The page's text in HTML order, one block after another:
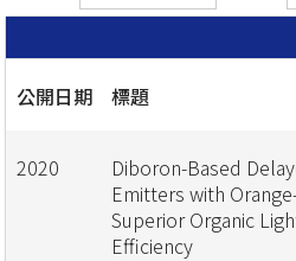
公開日期 標題
2020
Diboron-Based
Emitters with
Superior Organic
Efficiency